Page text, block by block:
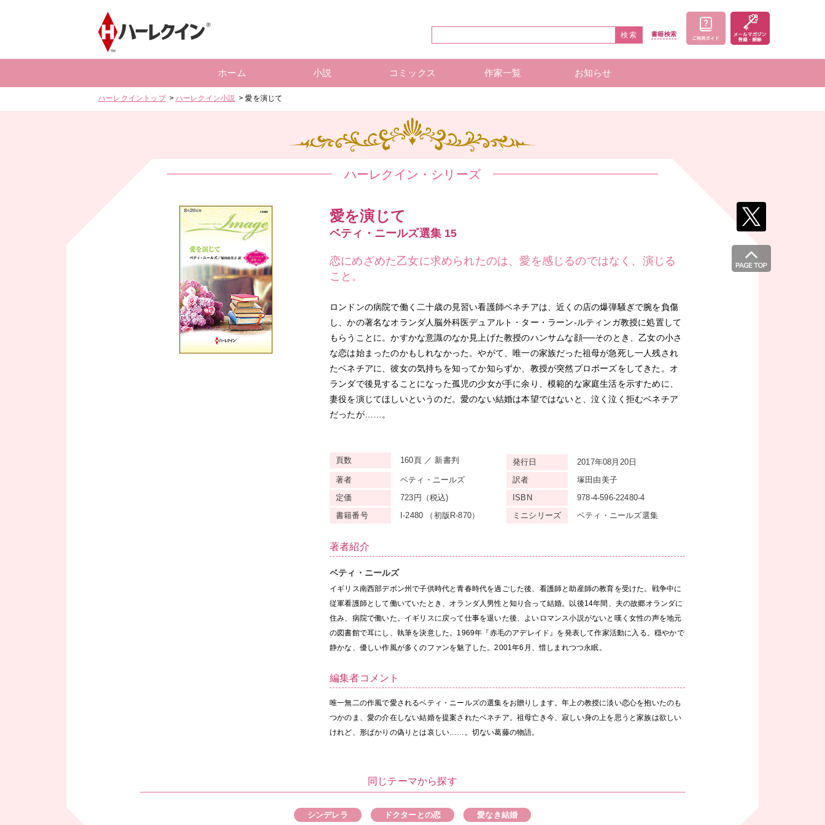
検索 書籍検索
ホーム 小説 コミックス 作家一覧 お知らせ
ハーレクイントップ ハーレクイン小説 愛を演じて
ハーレクイン・シリーズ
愛を演じて
ベティ・ニールズ選集 15
恋にめざめた乙女に求められたのは、愛を感じるのではなく、演じる
こと。
ロンドンの病院で働く二十歳の見習い看護師ベネチアは、近くの店の爆弾騒ぎで腕を負傷
し、かの著名なオランダ人脳外科医デュアルト・ター・ラーン‐ルティンガ教授に処置して
もらうことに。かすかな意識のなか見上げた教授のハンサムな顔──そのとき、乙女の小さ
な恋は始まったのかもしれなかった。やがて、唯一の家族だった祖母が急死し一人残され
たベネチアに、彼女の気持ちを知ってか知らずか、教授が突然プロポーズをしてきた。オ
ランダで後見することになった孤児の少女が手に余り、模範的な家庭生活を示すために、
妻役を演じてほしいというのだ。愛のない結婚は本望ではないと、泣く泣く拒むベネチア
だったが……。
頁数 160頁 ／ 新書判 発行日
2017年08月20日
著者
ベティ・ニールズ 訳者
塚田由美子
定価
723円（税込) ISBN
978-4-596-22480-4
書籍番号
I-2480 （初版R-870） ミニシリーズ ベティ・ニールズ選集
著者紹介
ベティ・ニールズ
イギリス南西部デボン州で子供時代と青春時代を過ごした後、看護師と助産師の教育を受けた。戦争中に
従軍看護師として働いていたとき、オランダ人男性と知り合って結婚。以後14年間、夫の故郷オランダに
住み、病院で働いた。イギリスに戻って仕事を退いた後、よいロマンス小説がないと嘆く女性の声を地元
の図書館で耳にし、執筆を決意した。1969年『赤毛のアデレイド』を発表して作家活動に入る。穏やかで
静かな、優しい作風が多くのファンを魅了した。2001年6月、惜しまれつつ永眠。
編集者コメント
唯一無二の作風で愛されるベティ・ニールズの選集をお贈りします。年上の教授に淡い恋心を抱いたのも
つかのま、愛の介在しない結婚を提案されたベネチア。祖母亡き今、寂しい身の上を思うと家族は欲しい
けれど、形ばかりの偽りとは哀しい……。切ない葛藤の物語。
同じテーマから探す
シンデレラ ドクターとの恋 愛なき結婚